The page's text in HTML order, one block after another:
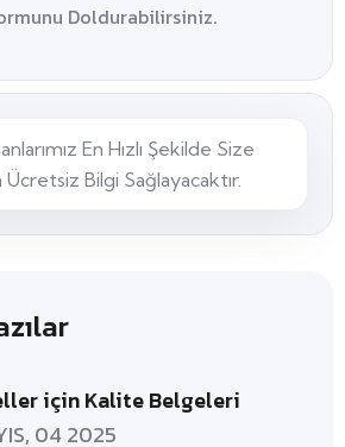
Doldurabilirsiniz.
En Hızlı Şekilde Size
Bilgi Sağlayacaktır.
için Kalite Belgeleri
04 2025